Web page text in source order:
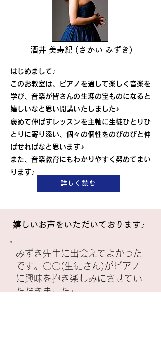
​酒井 美寿紀 (さかい みずき)
はじめまして♪
このお教室は、ピアノを通して楽しく音楽を
学び、音楽が皆さんの生涯の宝ものになると
嬉しいなと思い開講いたしました♪​
褒めて伸ばすレッスンを主軸に生徒ひとりひ
とりに寄り添い、個々の個性をのびのびと伸
ばせればなと思います♪
​また、音楽教育にもわかりやすく努めてまい
ります♪​​
詳しく読む
​嬉しいお声をいただいております♪
​みずき先生に出会えてよかった
です。〇〇(生徒さん)がピアノ
に興味を抱き楽しみにさせてい
ただきました♪